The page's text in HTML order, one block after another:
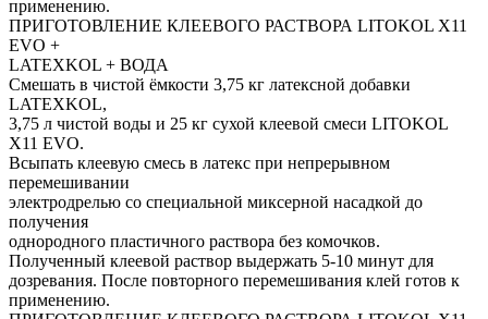
применению.
ПРИГОТОВЛЕНИЕ КЛЕЕВОГО РАСТВОРА LITOKOL X11
EVO +
LATEXKOL + ВОДА
Смешать в чистой ёмкости 3,75 кг латексной добавки
LATEXKOL,
3,75 л чистой воды и 25 кг сухой клеевой смеси LITOKOL
X11 EVO.
Всыпать клеевую смесь в латекс при непрерывном
перемешивании
электродрелью со специальной миксерной насадкой до
получения
однородного пластичного раствора без комочков.
Полученный клеевой раствор выдержать 5-10 минут для
дозревания. После повторного перемешивания клей готов к
применению.